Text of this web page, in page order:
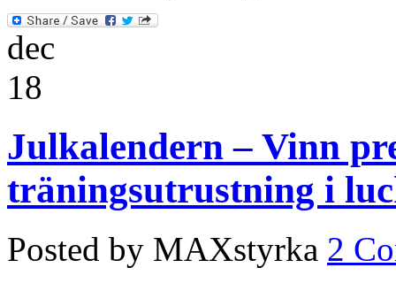
dec
18
Julkalendern – Vinn
träningsutrustning i
Posted by MAXstyrka 2